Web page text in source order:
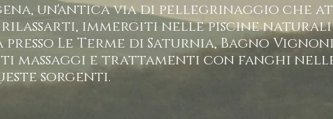
un'antica via di pellegrinaggio che
rilassarti, immergiti nelle piscine
Le Terme di Saturnia, Bagno Vignoni
massaggi e trattamenti con fanghi nelle
sorgenti.